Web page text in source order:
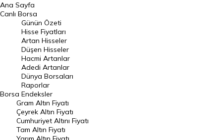
BIST 100 Hisseleri
En Çok Artan Hisseler
En Çok Düşen Hisseler
Hacmi Artanlar
Geçmiş Kapanışlar
Dünya Borsaları
Raporlar
Endeksler
Ana Sayfa
Canlı Borsa
Borsa
Günün Özeti
Hisse Fiyatları
Artan Hisseler
Düşen Hisseler
Hacmi Artanlar
Adedi Artanlar
Dünya Borsaları
Raporlar
Endeksler
Gram Altın Fiyatı
Çeyrek Altın Fiyatı
Cumhuriyet Altını Fiyatı
Tam Altın Fiyatı